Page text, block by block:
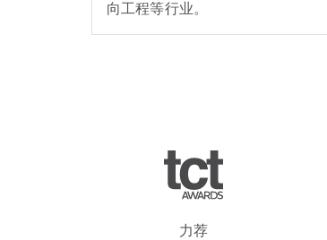
向工程等行业。
力荐